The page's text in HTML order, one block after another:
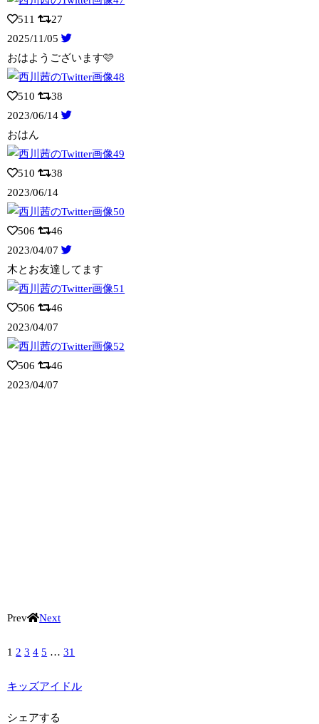
511
27
2025/11/05
おはようございます🩷
510
38
2023/06/14
おはん
510
38
2023/06/14
506
46
2023/04/07
木とお友達してます
506
46
2023/04/07
506
46
2023/04/07
Prev Next
1 2 3 4 5 … 31
キッズアイドル
シェアする